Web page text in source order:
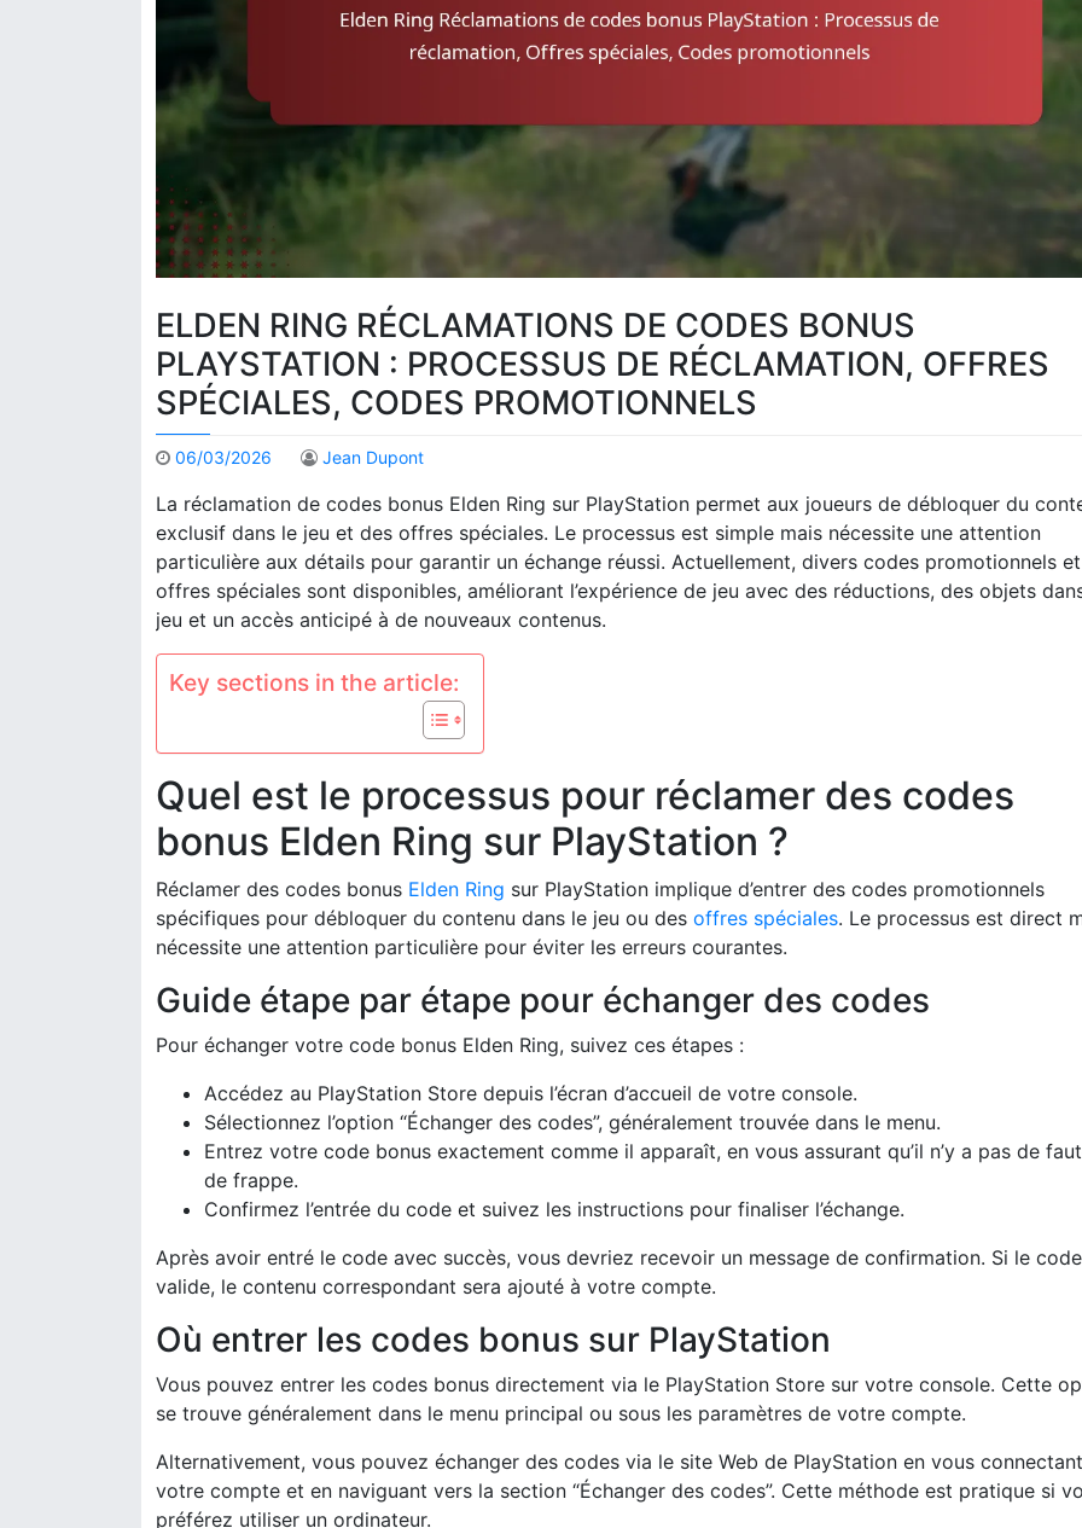
ELDEN RING RÉCLAMATIONS DE CODES BONUS
PLAYSTATION : PROCESSUS DE RÉCLAMATION, OFFRES
SPÉCIALES, CODES PROMOTIONNELS
06/03/2026 Jean Dupont
La réclamation de codes bonus Elden Ring sur PlayStation permet aux joueurs de débloquer du
exclusif dans le jeu et des offres spéciales. Le processus est simple mais nécessite une attention
particulière aux détails pour garantir un échange réussi. Actuellement, divers codes promotionnels et
offres spéciales sont disponibles, améliorant l’expérience de jeu avec des réductions, des objets
jeu et un accès anticipé à de nouveaux contenus.
Key sections in the article:
Quel est le processus pour réclamer des codes
bonus Elden Ring sur PlayStation ?
Réclamer des codes bonus Elden Ring sur PlayStation implique d’entrer des codes promotionnels
spécifiques pour débloquer du contenu dans le jeu ou des offres spéciales. Le processus est direct
nécessite une attention particulière pour éviter les erreurs courantes.
Guide étape par étape pour échanger des codes
Pour échanger votre code bonus Elden Ring, suivez ces étapes :
Accédez au PlayStation Store depuis l’écran d’accueil de votre console.
Sélectionnez l’option “Échanger des codes”, généralement trouvée dans le menu.
Entrez votre code bonus exactement comme il apparaît, en vous assurant qu’il n’y a pas de
de frappe.
Confirmez l’entrée du code et suivez les instructions pour finaliser l’échange.
Après avoir entré le code avec succès, vous devriez recevoir un message de confirmation. Si le
valide, le contenu correspondant sera ajouté à votre compte.
Où entrer les codes bonus sur PlayStation
Vous pouvez entrer les codes bonus directement via le PlayStation Store sur votre console. Cette
se trouve généralement dans le menu principal ou sous les paramètres de votre compte.
Alternativement, vous pouvez échanger des codes via le site Web de PlayStation en vous
votre compte et en naviguant vers la section “Échanger des codes”. Cette méthode est pratique si
préférez utiliser un ordinateur.